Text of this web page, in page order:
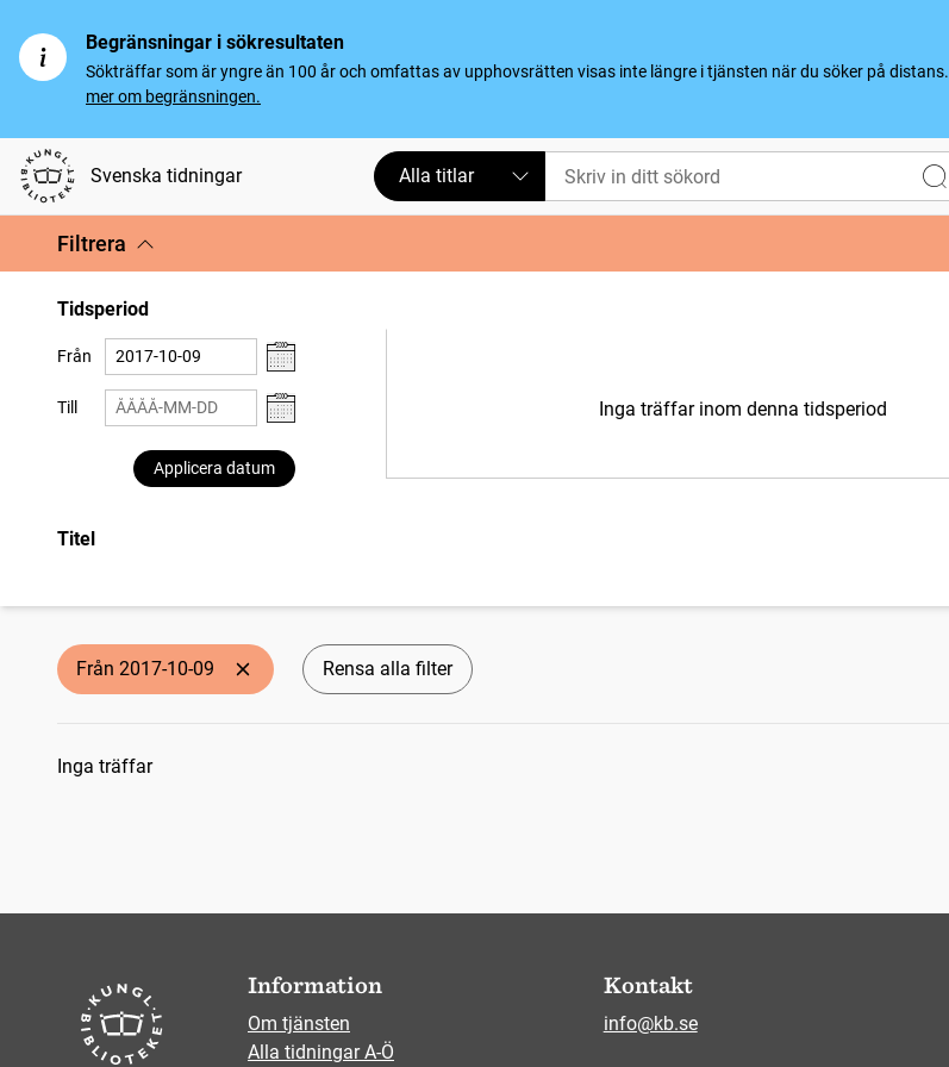
Begränsningar i sökresultaten
Sökträffar som är yngre än 100 år och omfattas av upphovsrätten visas inte längre i tjänsten när du söker på distans.
mer om begränsningen.
Svenska tidningar Alla titlar
Filtrera
Tidsperiod
Från
Till
Applicera datum
Inga träffar inom denna tidsperiod
Titel
Från 2017-10-09 Rensa alla filter
Sökresultat
Inga träffar
Information
Om tjänsten
Alla tidningar A-Ö
Kontakt
info@kb.se